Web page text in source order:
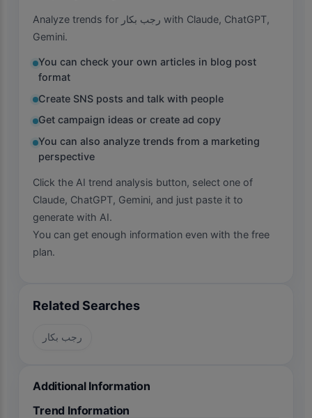
Analyze trends for رجب بكار with Claude, ChatGPT,
Gemini.
You can check your own articles in blog post
format
Create SNS posts and talk with people
Get campaign ideas or create ad copy
You can also analyze trends from a marketing
perspective
Click the AI trend analysis button, select one of
Claude, ChatGPT, Gemini, and just paste it to
generate with AI.
You can get enough information even with the free
plan.
Related Searches
رجب بكار
Additional Information
Trend Information